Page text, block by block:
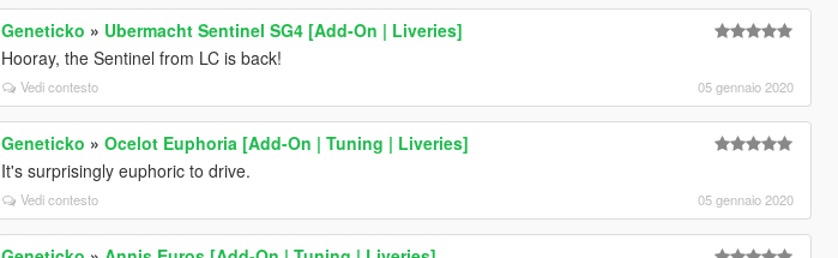
Geneticko » Ubermacht Sentinel SG4 [Add-On | Liveries]
Hooray, the Sentinel from LC is back!
Vedi contesto 05 gennaio 2020
Geneticko »Ocelot Euphoria [Add-On | Tuning | Liveries]
It's surprisingly euphoric to drive.
Vedi contesto 05 gennaio 2020